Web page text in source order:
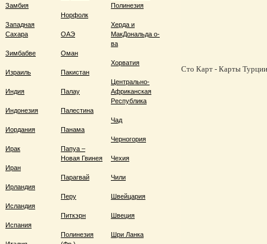
Замбия
Западная
Сахара
Зимбабве
Израиль
Индия
Индонезия
Иордания
Ирак
Иран
Ирландия
Исландия
Испания
Норфолк
ОАЭ
Оман
Пакистан
Палау
Палестина
Панама
Папуа –
Новая Гвинея
Парагвай
Перу
Питкэрн
Полинезия
Полинезия
Херда и
МакДональда о-
ва
Хорватия
Центрально-
Африканская
Республика
Чад
Черногория
Чехия
Чили
Швейцария
Швеция
Шри Ланка
Сто Карт - Карты